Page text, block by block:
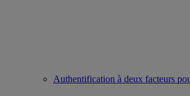
Authentification à deux facteurs